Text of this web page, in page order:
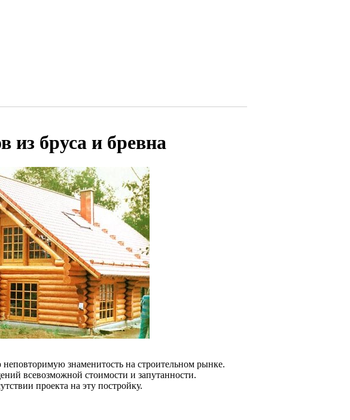
бруса и бревна
знаменитость на строительном рынке.
всевозможной стоимости и запутанности.
проекта на эту постройку.